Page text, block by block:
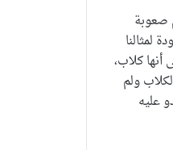
صعوبة
لمثالنا
كلاب،
ولم
عليه